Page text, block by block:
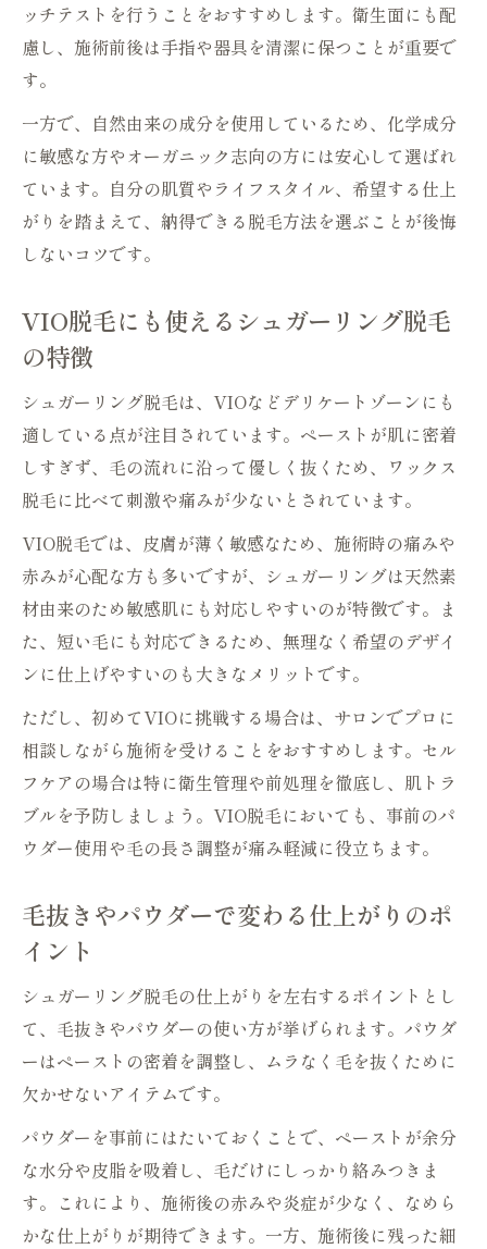
ッチテストを行うことをおすすめします。衛生面にも配
慮し、施術前後は手指や器具を清潔に保つことが重要で
す。
一方で、自然由来の成分を使用しているため、化学成分
に敏感な方やオーガニック志向の方には安心して選ばれ
ています。自分の肌質やライフスタイル、希望する仕上
がりを踏まえて、納得できる脱毛方法を選ぶことが後悔
しないコツです。
VIO脱毛にも使えるシュガーリング脱毛
の特徴
シュガーリング脱毛は、VIOなどデリケートゾーンにも
適している点が注目されています。ペーストが肌に密着
しすぎず、毛の流れに沿って優しく抜くため、ワックス
脱毛に比べて刺激や痛みが少ないとされています。
VIO脱毛では、皮膚が薄く敏感なため、施術時の痛みや
赤みが心配な方も多いですが、シュガーリングは天然素
材由来のため敏感肌にも対応しやすいのが特徴です。ま
た、短い毛にも対応できるため、無理なく希望のデザイ
ンに仕上げやすいのも大きなメリットです。
ただし、初めてVIOに挑戦する場合は、サロンでプロに
相談しながら施術を受けることをおすすめします。セル
フケアの場合は特に衛生管理や前処理を徹底し、肌トラ
ブルを予防しましょう。VIO脱毛においても、事前のパ
ウダー使用や毛の長さ調整が痛み軽減に役立ちます。
毛抜きやパウダーで変わる仕上がりのポ
イント
シュガーリング脱毛の仕上がりを左右するポイントとし
て、毛抜きやパウダーの使い方が挙げられます。パウダ
ーはペーストの密着を調整し、ムラなく毛を抜くために
欠かせないアイテムです。
パウダーを事前にはたいておくことで、ペーストが余分
な水分や皮脂を吸着し、毛だけにしっかり絡みつきま
す。これにより、施術後の赤みや炎症が少なく、なめら
かな仕上がりが期待できます。一方、施術後に残った細